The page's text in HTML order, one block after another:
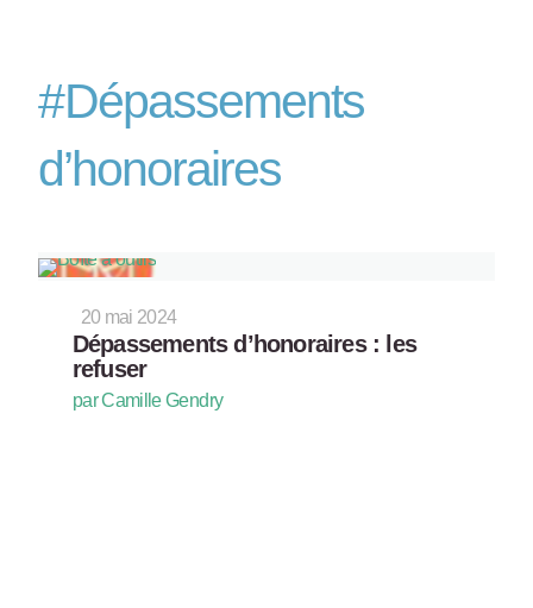
#Dépassements
d’honoraires
20 mai 2024
Dépassements d’honoraires : les
refuser
par Camille Gendry